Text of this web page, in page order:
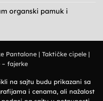
organski pamuk i
Pantalone| Taktičke cipele|
fajerke
na sajtu budu prikazani sa
i cenama, ali nažalost